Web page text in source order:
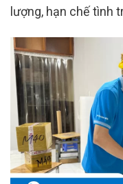
lượng, hạn chế tình